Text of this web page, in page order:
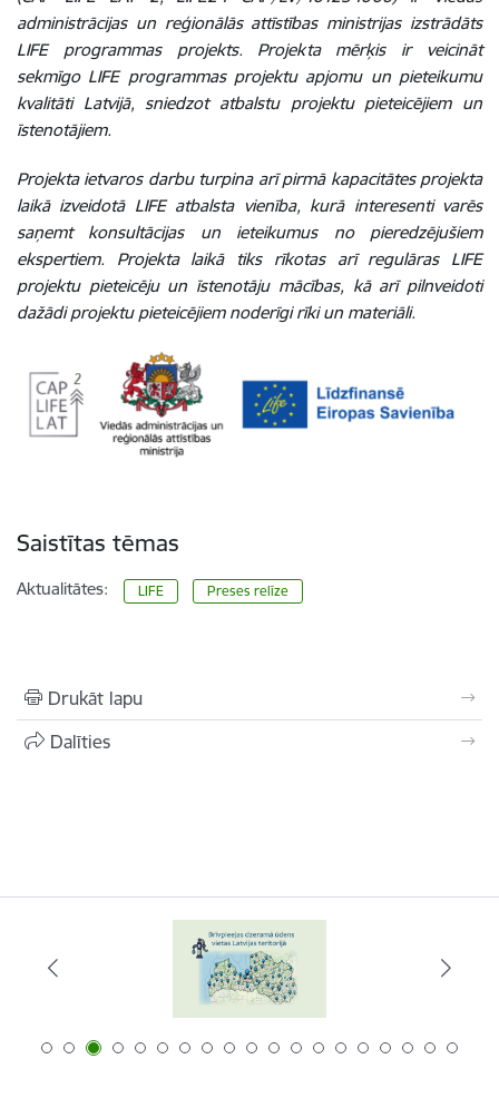
administrācijas un reģionālās attīstības ministrijas izstrādāts
LIFE programmas projekts. Projekta mērķis ir veicināt
sekmīgo LIFE programmas projektu apjomu un pieteikumu
kvalitāti Latvijā, sniedzot atbalstu projektu pieteicējiem un
īstenotājiem.
Projekta ietvaros darbu turpina arī pirmā kapacitātes projekta
laikā izveidotā LIFE atbalsta vienība, kurā interesenti varēs
saņemt konsultācijas un ieteikumus no pieredzējušiem
ekspertiem. Projekta laikā tiks rīkotas arī regulāras LIFE
projektu pieteicēju un īstenotāju mācības, kā arī pilnveidoti
dažādi projektu pieteicējiem noderīgi rīki un materiāli.
Saistītas tēmas
Aktualitātes: LIFE Preses relīze
Drukāt lapu
Dalīties